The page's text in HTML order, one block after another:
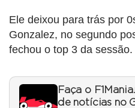
Ele deixou para trás por
Gonzalez, no segundo
fechou o top 3 da sessão.
Faça o
de notícias no